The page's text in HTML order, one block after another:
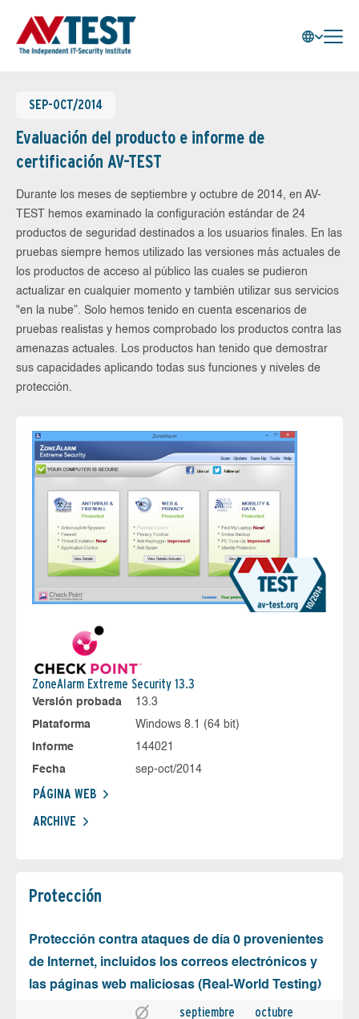
SEP-OCT/2014
Evaluación del producto e informe de
certificación AV-TEST
Durante los meses de septiembre y octubre de 2014, en AV-
TEST hemos examinado la configuración estándar de 24
productos de seguridad destinados a los usuarios finales. En las
pruebas siempre hemos utilizado las versiones más actuales de
los productos de acceso al público las cuales se pudieron
actualizar en cualquier momento y también utilizar sus servicios
"en la nube”. Solo hemos tenido en cuenta escenarios de
pruebas realistas y hemos comprobado los productos contra las
amenazas actuales. Los productos han tenido que demostrar
sus capacidades aplicando todas sus funciones y niveles de
protección.
ZoneAlarm Extreme Security 13.3
Versión probada
13.3
Plataforma
Windows 8.1 (64 bit)
Informe
144021
Fecha
sep-oct/2014
PÁGINA WEB
ARCHIVE
Protección
Protección contra ataques de día 0 provenientes
de Internet, incluidos los correos electrónicos y
las páginas web maliciosas (Real-World Testing)
septiembre octubre